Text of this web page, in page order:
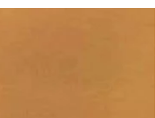
expansion amène un retour vers l’intériorité.